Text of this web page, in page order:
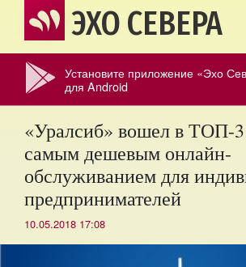
ЭХО СЕВЕРА
Установите приложение «Эхо
для Android
«Уралсиб» вошел в ТОП-3
самым дешевым онлайн-
обслуживанием для
предпринимателей
10.05.2018 17:08